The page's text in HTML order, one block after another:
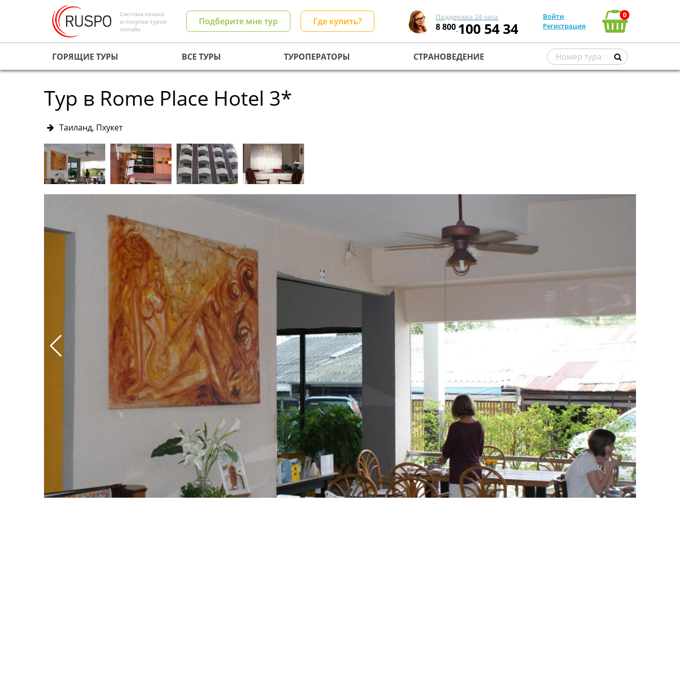
Система поиска
и покупки туров
онлайн
Подберите мне тур Где купить? Поддержка 24 часа
8 800100 54 34
Войти
Регистрация
0
ГОРЯЩИЕ ТУРЫ ВСЕ ТУРЫ ТУРОПЕРАТОРЫ СТРАНОВЕДЕНИЕ
Тур в Rome Place Hotel 3*
Таиланд, Пхукет